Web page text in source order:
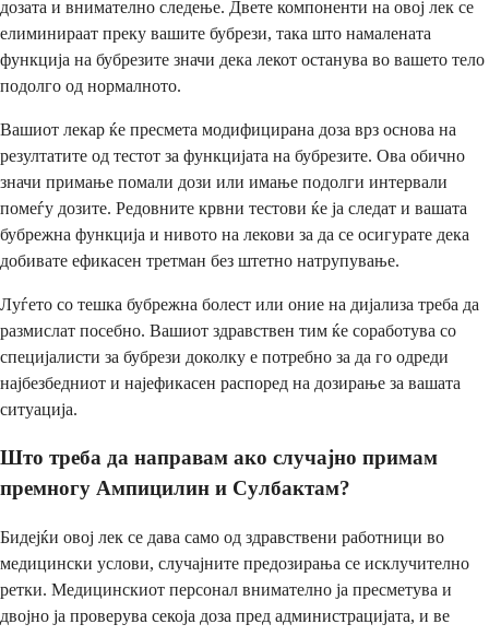
дозата и внимателно следење. Двете компоненти на овој лек се
елиминираат преку вашите бубрези, така што намалената
функција на бубрезите значи дека лекот останува во вашето тело
подолго од нормалното.
Вашиот лекар ќе пресмета модифицирана доза врз основа на
резултатите од тестот за функцијата на бубрезите. Ова обично
значи примање помали дози или имање подолги интервали
помеѓу дозите. Редовните крвни тестови ќе ја следат и вашата
бубрежна функција и нивото на лекови за да се осигурате дека
добивате ефикасен третман без штетно натрупување.
Луѓето со тешка бубрежна болест или оние на дијализа треба да
размислат посебно. Вашиот здравствен тим ќе соработува со
специјалисти за бубрези доколку е потребно за да го одреди
најбезбедниот и најефикасен распоред на дозирање за вашата
ситуација.
Што треба да направам ако случајно примам
премногу Ампицилин и Сулбактам?
Бидејќи овој лек се дава само од здравствени работници во
медицински услови, случајните предозирања се исклучително
ретки. Медицинскиот персонал внимателно ја пресметува и
двојно ја проверува секоја доза пред администрацијата, и ве